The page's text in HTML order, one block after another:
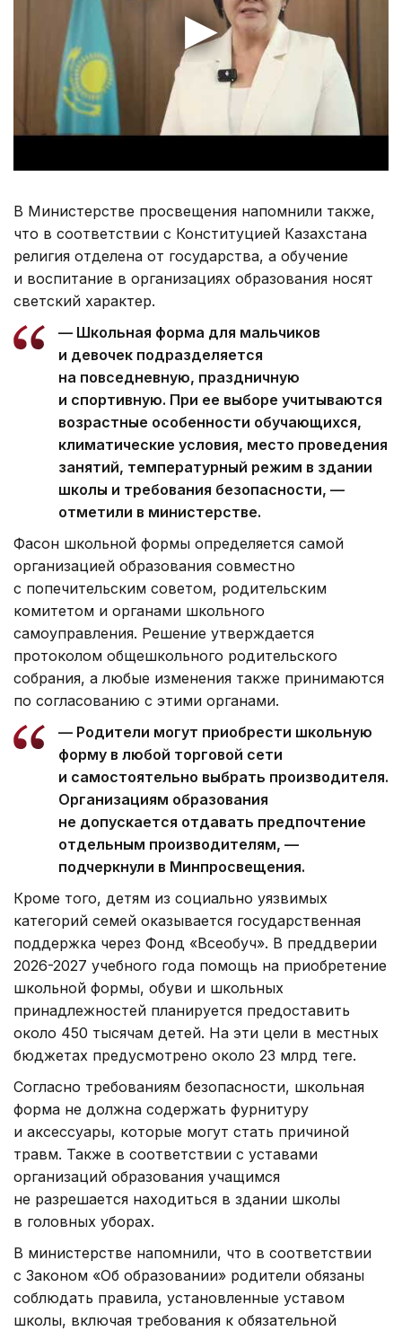
В Министерстве просвещения напомнили также,
что в соответствии с Конституцией Казахстана
религия отделена от государства, а обучение
и воспитание в организациях образования носят
светский характер.
— Школьная форма для мальчиков
и девочек подразделяется
на повседневную, праздничную
и спортивную. При ее выборе учитываются
возрастные особенности обучающихся,
климатические условия, место проведения
занятий, температурный режим в здании
школы и требования безопасности, —
отметили в министерстве.
Фасон школьной формы определяется самой
организацией образования совместно
с попечительским советом, родительским
комитетом и органами школьного
самоуправления. Решение утверждается
протоколом общешкольного родительского
собрания, а любые изменения также принимаются
по согласованию с этими органами.
— Родители могут приобрести школьную
форму в любой торговой сети
и самостоятельно выбрать производителя.
Организациям образования
не допускается отдавать предпочтение
отдельным производителям, —
подчеркнули в Минпросвещения.
Кроме того, детям из социально уязвимых
категорий семей оказывается государственная
поддержка через Фонд «Всеобуч». В преддверии
2026-2027 учебного года помощь на приобретение
школьной формы, обуви и школьных
принадлежностей планируется предоставить
около 450 тысячам детей. На эти цели в местных
бюджетах предусмотрено около 23 млрд теңге.
Согласно требованиям безопасности, школьная
форма не должна содержать фурнитуру
и аксессуары, которые могут стать причиной
травм. Также в соответствии с уставами
организаций образования учащимся
не разрешается находиться в здании школы
в головных уборах.
В министерстве напомнили, что в соответствии
с Законом «Об образовании» родители обязаны
соблюдать правила, установленные уставом
школы, включая требования к обязательной